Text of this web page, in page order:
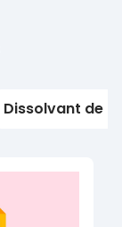
Dissolvant de